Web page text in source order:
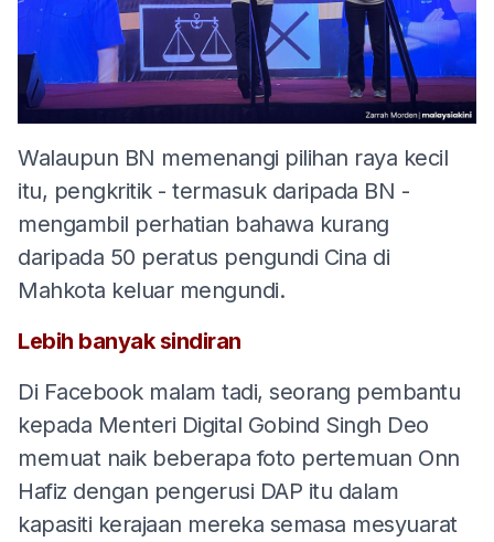
Walaupun BN memenangi pilihan raya kecil
itu, pengkritik - termasuk daripada BN -
mengambil perhatian bahawa kurang
daripada 50 peratus pengundi Cina di
Mahkota keluar mengundi.
Lebih banyak sindiran
Di Facebook malam tadi, seorang pembantu
kepada Menteri Digital Gobind Singh Deo
memuat naik beberapa foto pertemuan Onn
Hafiz dengan pengerusi DAP itu dalam
kapasiti kerajaan mereka semasa mesyuarat